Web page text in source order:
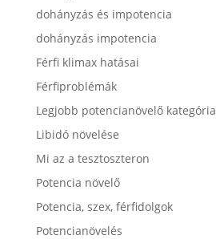
dohányzás és impotencia
dohányzás impotencia
Férfi klimax hatásai
Férfiproblémák
Legjobb potencianövelő kategória
Libidó növelése
Mi az a tesztoszteron
Potencia növelő
Potencia, szex, férfidolgok
Potencianövelés